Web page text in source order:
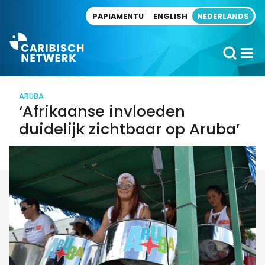
PAPIAMENTU ENGLISH NEDERLANDS
ARUBA
‘Afrikaanse invloeden
duidelijk zichtbaar op Aruba’